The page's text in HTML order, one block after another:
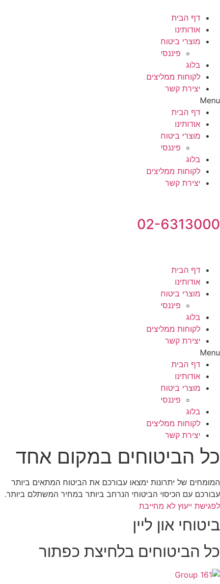
דף הבית
אודותינו
מוצרי ביטוח
פיננסי
בלוג
לקוחות ממליצים
יצירת קשר
Menu
דף הבית
אודותינו
מוצרי ביטוח
פיננסי
בלוג
לקוחות ממליצים
יצירת קשר
02-6313000
דף הבית
אודותינו
מוצרי ביטוח
פיננסי
בלוג
לקוחות ממליצים
יצירת קשר
Menu
דף הבית
אודותינו
מוצרי ביטוח
פיננסי
בלוג
לקוחות ממליצים
יצירת קשר
כל הביטוחים במקום אחד
המומחים של יתרונות ימצאו עבורכם את הביטוח המתאים ביותר
עבורכם עם הכיסוי הביטוחי הנרחב ביותר במחיר המשתלם ביותר.
לפגישת ייעוץ לא מחייבת
ביטוחי און ליין
כל הביטוחים בלחיצת כפתור